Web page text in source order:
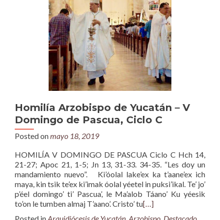
Homilía Arzobispo de Yucatán – V
Domingo de Pascua, Ciclo C
Posted onmayo 18, 2019
HOMILÍA V DOMINGO DE PASCUA Ciclo C Hch 14,
21-27; Apoc 21, 1-5; Jn 13, 31-33. 34-35. “Les doy un
mandamiento nuevo”. Ki’óolal lake’ex ka t’aane’ex ich
maya, kin tsik te’ex ki’imak óolal yéetel in puksi’ikal. Te’ jo’
p’éel domingo’ ti’ Pascua’, le Ma’alob Táano’ Ku yéesik
to’on le tumben almaj T’aano’. Cristo’ tu[…]